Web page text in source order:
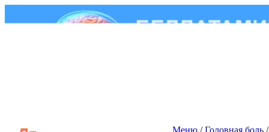
Меню /Головная боль